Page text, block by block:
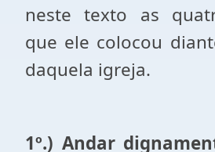
neste texto as
que ele colocou
daquela igreja.
1º.) Andar